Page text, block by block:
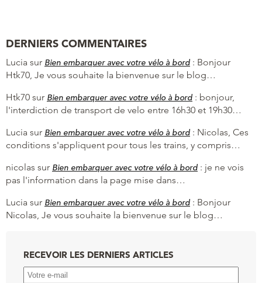
DERNIERS COMMENTAIRES
Lucia sur Bien embarquer avec votre vélo à bord : Bonjour
Htk70, Je vous souhaite la bienvenue sur le blog…
Htk70 sur Bien embarquer avec votre vélo à bord : bonjour,
l'interdiction de transport de velo entre 16h30 et 19h30…
Lucia sur Bien embarquer avec votre vélo à bord : Nicolas, Ces
conditions s'appliquent pour tous les trains, y compris…
nicolas sur Bien embarquer avec votre vélo à bord : je ne vois
pas l'information dans la page mise dans…
Lucia sur Bien embarquer avec votre vélo à bord : Bonjour
Nicolas, Je vous souhaite la bienvenue sur le blog…
RECEVOIR LES DERNIERS ARTICLES